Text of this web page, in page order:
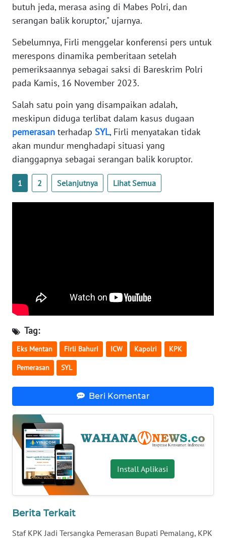
butuh jeda, merasa asing di Mabes Polri, dan
serangan balik koruptor," ujarnya.
Sebelumnya, Firli menggelar konferensi pers untuk
merespons dinamika pemberitaan setelah
pemeriksaannya sebagai saksi di Bareskrim Polri
pada Kamis, 16 November 2023.
Salah satu poin yang disampaikan adalah,
meskipun diduga terlibat dalam kasus dugaan
pemerasan terhadap SYL, Firli menyatakan tidak
akan mundur menghadapi situasi yang
dianggapnya sebagai serangan balik koruptor.
1 2 Selanjutnya Lihat Semua
Tag:
Eks Mentan Firli Bahuri ICW Kapolri KPK
Pemerasan SYL
Beri Komentar
Install Aplikasi
Berita Terkait
Staf KPK Jadi Tersangka Pemerasan Bupati Pemalang, KPK
WN
BARAT
WN
RIAU
WN
SERAMBI
WN
SULTRA
SULBAR
WN
BABEL
WN
SUMBAR
WN
SUMSEL
WN
BENGKULU
WN
LAMPUNG
WN